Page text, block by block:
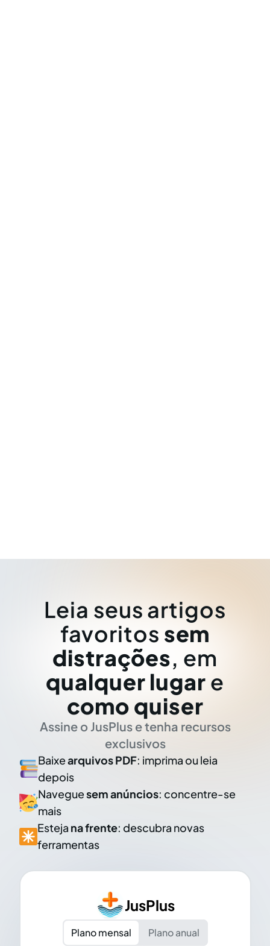
Leia seus artigos
favoritos sem
distrações, em
qualquer lugar e
como quiser
Assine o JusPlus e tenha recursos
exclusivos
Baixearquivos PDF: imprima ou leia
depois
Naveguesem anúncios: concentre-se
mais
Esteja na frente: descubra novas
ferramentas
JusPlus
Plano mensal
Plano anual